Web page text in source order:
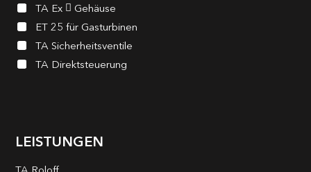
TA Ex
Gehäuse
ET 25 für Gasturbinen
TA Sicherheits­ventile
TA Direktsteuerung
LEISTUNGEN